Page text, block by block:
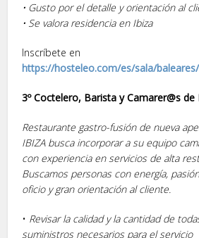
• Gusto por el detalle y orientación al
• Se valora residencia en Ibiza
Inscríbete en
https://hosteleo.com/es/sala/
3º Coctelero, Barista y Camarer@s
Restaurante gastro-fusión de nueva
IBIZA busca incorporar a su equipo
con experiencia en servicios de alta
Buscamos personas con energía,
oficio y gran orientación al cliente.
• Revisar la calidad y la cantidad de
suministros necesarios para el servicio